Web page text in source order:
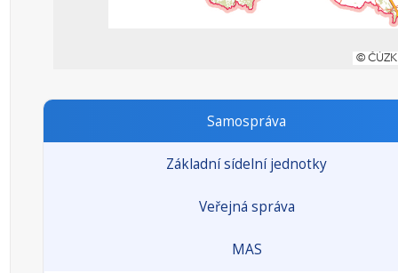
Samospráva
Základní sídelní jednotky
Veřejná správa
MAS